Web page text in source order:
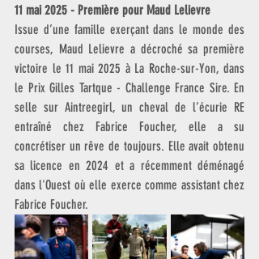
11 mai 2025 - Première pour Maud Lelievre
Issue d’une famille exerçant dans le monde des
courses, Maud Lelievre a décroché sa première
victoire le 11 mai 2025 à La Roche-sur-Yon, dans
le Prix Gilles Tartque - Challenge France Sire. En
selle sur Aintreegirl, un cheval de l’écurie RE
entraîné chez Fabrice Foucher, elle a su
concrétiser un rêve de toujours. Elle avait obtenu
sa licence en 2024 et a récemment déménagé
dans l'Ouest où elle exerce comme assistant chez
Fabrice Foucher.